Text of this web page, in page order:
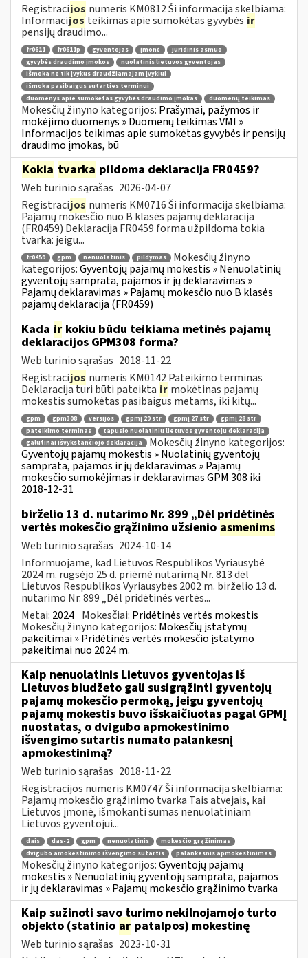
Registracijos numeris KM0812 Ši informacija skelbiama:
Informacijosteikimas apie sumokėtas gyvybės ir
pensijų draudimo...
fr0611 fr0611p gyventojas įmonė
juridinis asmuo
gyvybės draudimo įmokos
nuolatinis lietuvos gyventojas
išmoka ne tik įvykus draudžiamajam įvykiui
išmoka pasibaigus sutarties terminui
duomenys apie sumokėtas gyvybės draudimo įmokas
duomenų teikimas
Mokesčių žinyno kategorijos: Prašymai, pažymos ir
mokėjimo duomenys » Duomenų teikimas VMI »
Informacijos teikimas apie sumokėtas gyvybės ir pensijų
draudimo įmokas, bū
Kokia tvarka pildoma deklaracija FR0459?
Web turinio sąrašas 2026-04-07
Registracijos numeris KM0716 Ši informacija skelbiama:
Pajamų mokesčio nuo B klasės pajamų deklaracija
(FR0459) Deklaracija FR0459 forma užpildoma tokia
tvarka: jeigu...
fr0459 gpm nenuolatinis pildymas
Mokesčių žinyno
kategorijos:Gyventojų pajamų mokestis » Nenuolatinių
gyventojų samprata, pajamos ir jų deklaravimas »
Pajamų deklaravimas » Pajamų mokesčio nuo B klasės
pajamų deklaracija (FR0459)
Kada ir kokiu būdu teikiama metinės pajamų
deklaracijos GPM308 forma?
Web turinio sąrašas 2018-11-22
Registracijos numeris KM0142 Pateikimo terminas
Deklaracija turi būti pateikta ir mokėtinas pajamų
mokestis sumokėtas pasibaigus metams, iki kitų...
gpm gpm308 versijos gpmį 29 str gpmį 27 str
gpmį 28 str
pateikimo terminas
tapusio nuolatiniu lietuvos gyventoju deklaracija
galutinai išvykstančiojo deklaracija
Mokesčių žinyno kategorijos:
Gyventojų pajamų mokestis » Nuolatinių gyventojų
samprata, pajamos ir jų deklaravimas » Pajamų
mokesčio sumokėjimas ir deklaravimas GPM 308 iki
2018-12-31
birželio 13 d. nutarimo Nr. 899 „Dėl pridėtinės
vertės mokesčio grąžinimo užsienio asmenims
Web turinio sąrašas 2024-10-14
Informuojame, kad Lietuvos Respublikos Vyriausybė
2024 m. rugsėjo 25 d. priėmė nutarimą Nr. 813 dėl
Lietuvos Respublikos Vyriausybės 2002 m. birželio 13 d.
nutarimo Nr. 899 „Dėl pridėtinės vertės...
Metai: 2024 Mokesčiai: Pridėtinės vertės mokestis
Mokesčių žinyno kategorijos: Mokesčių įstatymų
pakeitimai » Pridėtinės vertės mokesčio įstatymo
pakeitimai nuo 2024 m.
Kaip nenuolatinis Lietuvos gyventojas iš
Lietuvos biudžeto gali susigrąžinti gyventojų
pajamų mokesčio permoką, jeigu gyventojų
pajamų mokestis buvo išskaičiuotas pagal GPMĮ
nuostatas, o dvigubo apmokestinimo
išvengimo sutartis numato palankesnį
apmokestinimą?
Web turinio sąrašas 2018-11-22
Registracijos numeris KM0747 Ši informacija skelbiama:
Pajamų mokesčio grąžinimo tvarka Tais atvejais, kai
Lietuvos įmonė, išmokanti sumas nenuolatiniam
Lietuvos gyventojui...
dais das-2 gpm nenuolatinis
mokesčio grąžinimas
dvigubo amokestinimo išvengimo sutartis
palankesnis apmokestinimas
Mokesčių žinyno kategorijos:Gyventojų pajamų
mokestis » Nenuolatinių gyventojų samprata, pajamos
ir jų deklaravimas » Pajamų mokesčio grąžinimo tvarka
Kaip sužinoti savo turimo nekilnojamojo turto
objekto (statinio ar patalpos) mokestinę
Web turinio sąrašas 2023-10-31